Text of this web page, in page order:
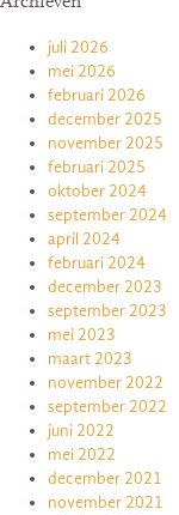
juli 2026
mei 2026
februari 2026
december 2025
november 2025
februari 2025
oktober 2024
september 2024
april 2024
februari 2024
december 2023
september 2023
mei 2023
maart 2023
november 2022
september 2022
juni 2022
mei 2022
december 2021
november 2021